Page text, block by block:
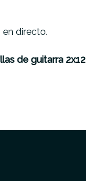
directo.
de guitarra 2x12